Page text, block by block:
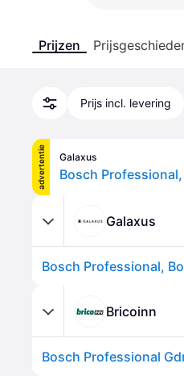
Prijzen
Prijs incl. levering
advertentie Galaxus
Galaxus
Bricoinn